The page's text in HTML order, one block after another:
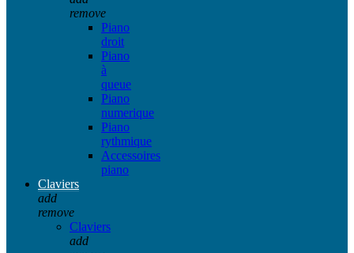
remove
Piano
droit
Piano
à
queue
Piano
numerique
Piano
rythmique
Accessoires
piano
Claviers
add
remove
Claviers
add